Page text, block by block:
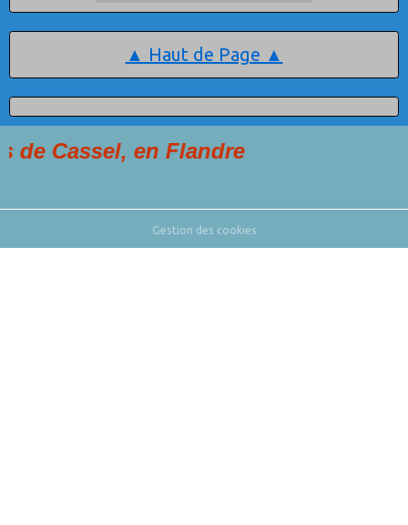
▲ Haut de Page ▲
en Flandre
Gestion des cookies